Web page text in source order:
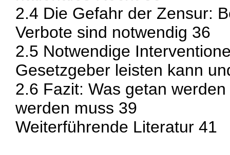
2.4 Die Gefahr der Zensur:
Verbote sind notwendig 36
2.5 Notwendige
Gesetzgeber leisten kann
2.6 Fazit: Was getan
werden muss 39
Weiterführende Literatur 41